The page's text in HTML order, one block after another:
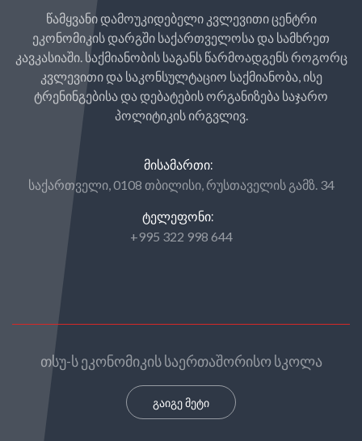
წამყვანი დამოუკიდებელი კვლევითი ცენტრი
ეკონომიკის დარგში საქართველოსა და სამხრეთ
კავკასიაში. საქმიანობის საგანს წარმოადგენს როგორც
კვლევითი და საკონსულტაციო საქმიანობა, ისე
ტრენინგებისა და დებატების ორგანიზება საჯარო
პოლიტიკის ირგვლივ.
ᲛᲘᲡᲐᲛᲐᲠᲗᲘ:
საქართველი, 0108 თბილისი, რუსთაველის გამზ. 34
ᲢᲔᲚᲔᲤᲝᲜᲘ:
+995 322 998 644
თსუ-ს ეკონომიკის საერთაშორისო სკოლა
გაიგე მეტი